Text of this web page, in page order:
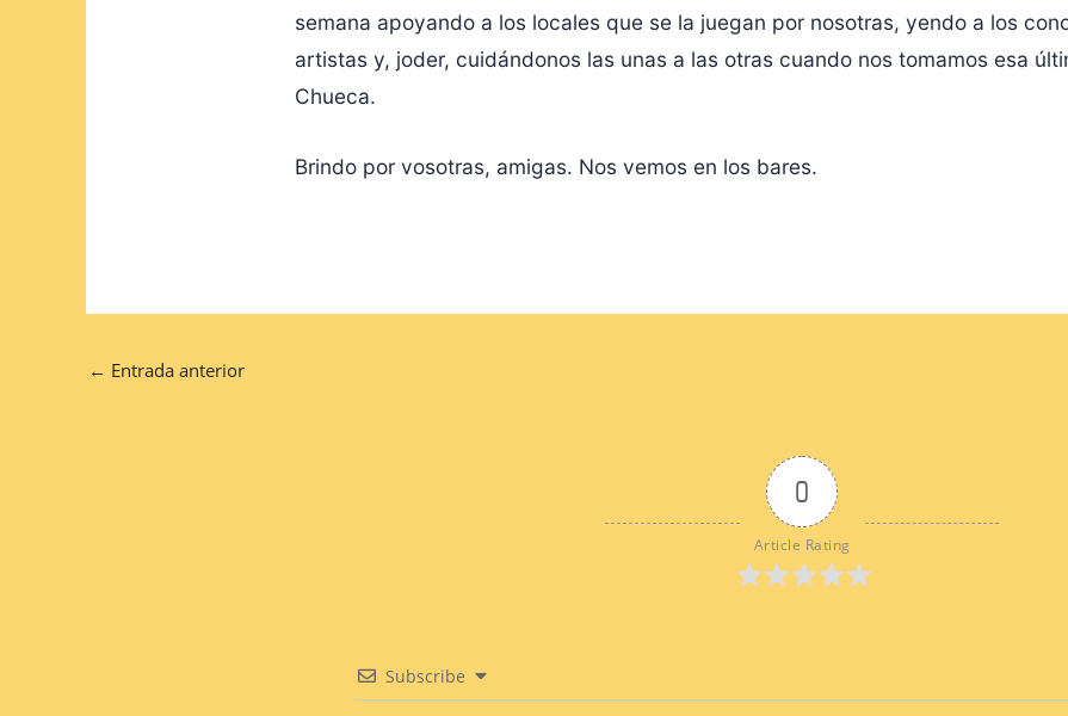
semana apoyando a los locales que se la juegan por nosotras, yendo a los
artistas y, joder, cuidándonos las unas a las otras cuando nos tomamos esa
Chueca.
Brindo por vosotras, amigas. Nos vemos en los bares.
← Entrada anterior
0
Article Rating
Subscribe